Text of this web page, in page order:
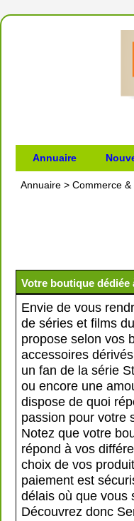
Annuaire
Annuaire > Commerce
Votre boutique
Envie de vous
de séries et films
propose selon vos
accessoires
un fan de la série
ou encore une
dispose de quoi
passion pour votre
Notez que votre
répond à vos
choix de vos
paiement est
délais où que vous
Découvrez donc